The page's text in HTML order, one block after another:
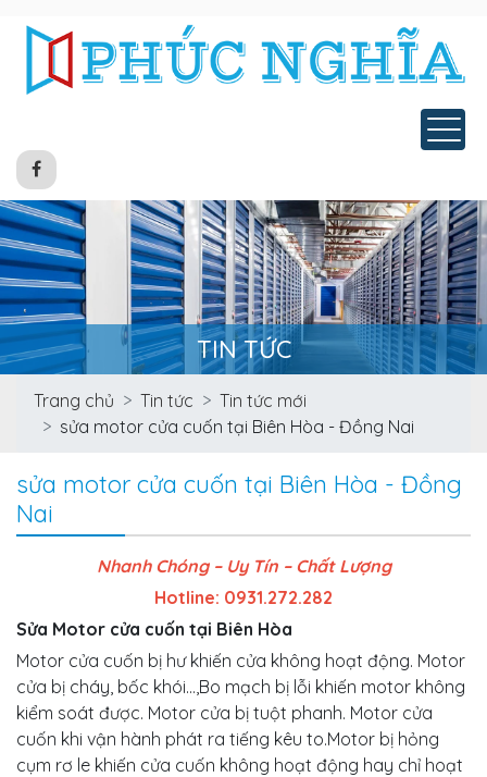
TIN TỨC
Trang chủ Tin tức
Tin tức mới
sửa motor cửa cuốn tại Biên Hòa - Đồng Nai
sửa motor cửa cuốn tại Biên Hòa - Đồng
Nai
Nhanh Chóng – Uy Tín – Chất Lượng
Hotline: 0931.272.282
Sửa Motor cửa cuốn tại Biên Hòa
Motor cửa cuốn bị hư khiến cửa không hoạt động. Motor
cửa bị cháy, bốc khói…,Bo mạch bị lỗi khiến motor không
kiểm soát được. Motor cửa bị tuột phanh. Motor cửa
cuốn khi vận hành phát ra tiếng kêu to.Motor bị hỏng
cụm rơ le khiến cửa cuốn không hoạt động hay chỉ hoạt